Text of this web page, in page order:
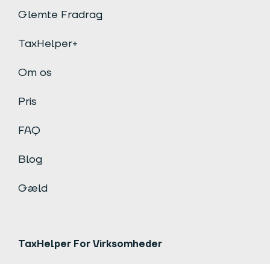
Glemte Fradrag
TaxHelper+
Om os
Pris
FAQ
Blog
Gæld
TaxHelper For Virksomheder